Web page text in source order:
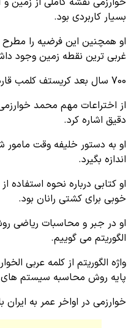
بسیار کاربردی بود.
او همچنین این فرضیه را
غربی ترین نقطه زمین وجود
700 سال بعد کریستف کلمب قاره آمریکا را کشف کرد.
از اختراعات مهم محمد
دقیق اشاره کرد.
او به دستور خلیفه وقت
اندازه بگیرد.
او کتابی درباره نحوه استفاده
خوبی برای کشتی رانان بود.
او در جبر و محاسبات ریاضی
الگوریتم می گوییم.
واژه الگوریتم از کلمه عربی
پایه روش محاسبه سیستم های
خوارزمی در اواخر عمر به ایران